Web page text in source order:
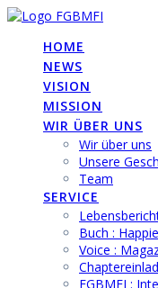
Skip
contentHOME
NEWS
VISION
MISSION
WIR ÜBER UNS
Wir über uns
Unsere
Team
SERVICE
Buch :
Voice :
FGBMFI :